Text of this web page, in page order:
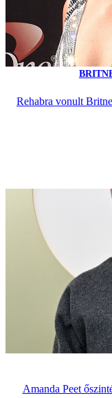
Rehabra vonult
Amanda Peet